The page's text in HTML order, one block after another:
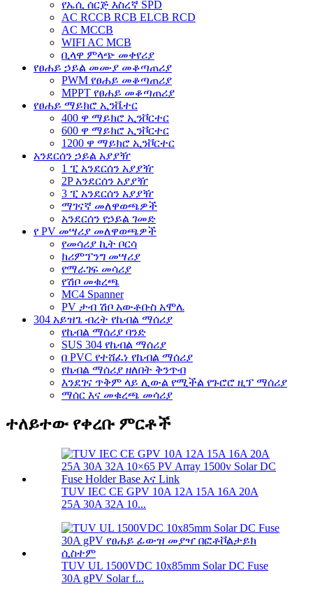
የኤሲ ሰርጅ እስረኛ SPD
AC RCCB RCB ELCB RCD
AC MCCB
WIFI AC MCB
ቢላዋ ምላጭ መቀየሪያ
የፀሐይ ኃይል መሙያ መቆጣጠሪያ
PWM የፀሐይ መቆጣጠሪያ
MPPT የፀሐይ መቆጣጠሪያ
የፀሐይ ማይክሮ ኢንቬተር
400 ዋ ማይክሮ ኢንቮርተር
600 ዋ ማይክሮ ኢንቮርተር
1200 ዋ ማይክሮ ኢንቮርተር
አንደርሰን ኃይል አያያዥ
1 ፒ አንደርሰን አያያዥ
2P አንደርሰን አያያዥ
3 ፒ አንደርሰን አያያዥ
ማገናኛ መለዋወጫዎች
አንደርሰን የኃይል ገመድ
የ PV መሣሪያ መለዋወጫዎች
የመሳሪያ ኪት ቦርሳ
ክሪምፕንግ መሣሪያ
የማራገፍ መሳሪያ
የሽቦ መቁረጫ
MC4 Spanner
PV ታብ ሽቦ አውቶቡስ አሞሌ
304 አይዝጌ ብረት የኬብል ማሰሪያ
የኬብል ማሰሪያ ባንድ
SUS 304 የኬብል ማሰሪያ
በ PVC የተሸፈነ የኬብል ማሰሪያ
የኬብል ማሰሪያ ዘለበት ቅንጥብ
እንደገና ጥቅም ላይ ሊውል የሚችል የጉሮሮ ዚፕ ማሰሪያ
ማሰር እና መቁረጫ መሳሪያ
ተለይተው የቀረቡ ምርቶች
TUV IEC CE GPV 10A 12A 15A 16A 20A
25A 30A 32A 10...
TUV UL 1500VDC 10x85mm Solar DC Fuse
30A gPV Solar f...